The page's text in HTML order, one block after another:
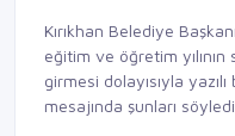
Kırıkhan Belediye
eğitim ve öğretim
girmesi dolayısıyla
mesajında şunları